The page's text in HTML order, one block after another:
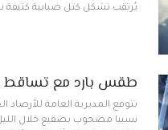
يُرتقب تشكل كتل ضبابية كثيفة
طقس بارد مع تساقط
تتوقع المديرية العامة للأرصاد
نسبيا مصحوب بصقيع خلال